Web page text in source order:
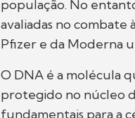
população. No
avaliadas no combate
Pfizer e da Moderna
O DNA é a molécula
protegido no núcleo
fundamentais para a